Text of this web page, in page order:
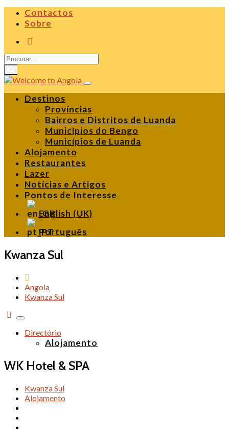
Contactos
Sobre
Destinos
Províncias
Bairros e Distritos de Luanda
Municípios do Bengo
Municípios de Luanda
Alojamento
Restaurantes
Lazer
Notícias e Artigos
Pontos de Interesse
English (UK)
Português
Kwanza Sul
Angola
Kwanza Sul
Alternar
de
navegação
Directório
Alojamento
WK Hotel & SPA
Kwanza Sul
Alojamento